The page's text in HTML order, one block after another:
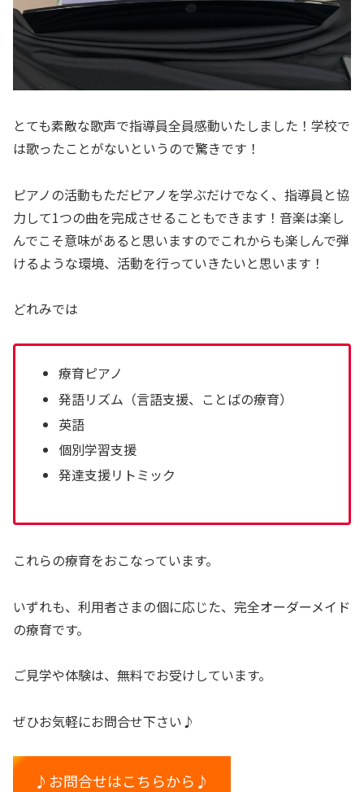
とても素敵な歌声で指導員全員感動いたしました！学校で
は歌ったことがないというので驚きです！
ピアノの活動もただピアノを学ぶだけでなく、指導員と協
力して1つの曲を完成させることもできます！音楽は楽し
んでこそ意味があると思いますのでこれからも楽しんで弾
けるような環境、活動を行っていきたいと思います！
どれみでは
療育ピアノ
発語リズム（言語支援、ことばの療育）
英語
個別学習支援
発達支援リトミック
これらの療育をおこなっています。
いずれも、利用者さまの個に応じた、完全オーダーメイド
の療育です。
ご見学や体験は、無料でお受けしています。
ぜひお気軽にお問合せ下さい♪
♪お問合せはこちらから♪